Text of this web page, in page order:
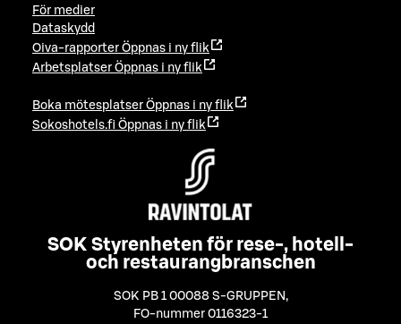
För medier
Dataskydd
Oiva-rapporter Öppnas i ny flik
Arbetsplatser Öppnas i ny flik
Boka mötesplatser Öppnas i ny flik
Sokoshotels.fi Öppnas i ny flik
SOK Styrenheten för rese-, hotell-
och restaurangbranschen
SOK PB 1 00088 S-GRUPPEN ,
FO-nummer 0116323-1